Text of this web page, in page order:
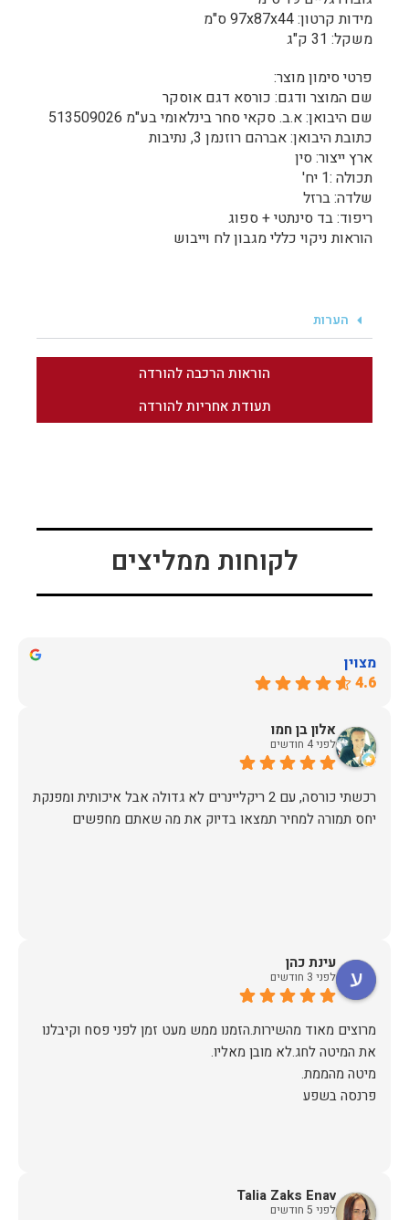
מידות קרטון: 97x87x44 ס"מ
משקל: 31 ק"ג
פרטי סימון מוצר:
שם המוצר ודגם: כורסא דגם אוסקר
שם היבואן: א.ב. סקאי סחר בינלאומי בע"מ 513509026
כתובת היבואן: אברהם רוזנמן 3, נתיבות
ארץ ייצור: סין
תכולה :1 יח'
שלדה: ברזל
ריפוד: בד סינתטי + ספוג
הוראות ניקוי כללי מגבון לח וייבוש
הערות
הוראות הרכבה להורדה
תעודת אחריות להורדה
לקוחות ממליצים
מצוין
4.6
אלון בן חמו
לפני 4 חודשים
יחס תמורה למחיר תמצאו בדיוק את מה שאתם מחפשים
עינת כהן
לפני 3 חודשים
מרוצים מאוד מהשירות.הזמנו ממש מעט זמן לפני פסח וקיבלנו
פרנסה בשפע
Talia Zaks Enav
לפני 5 חודשים